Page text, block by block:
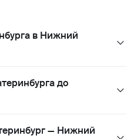
в Нижний
до
— Нижний